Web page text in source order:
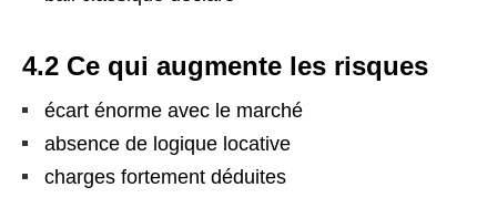
4.2 Ce qui augmente les risques
écart énorme avec le marché
absence de logique locative
charges fortement déduites